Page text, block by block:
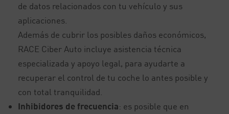
de datos relacionados con tu vehículo y sus
aplicaciones.
Además de cubrir los posibles daños económicos,
RACE Ciber Auto incluye asistencia técnica
especializada y apoyo legal, para ayudarte a
recuperar el control de tu coche lo antes posible y
con total tranquilidad.
Inhibidores de frecuencia: es posible que en